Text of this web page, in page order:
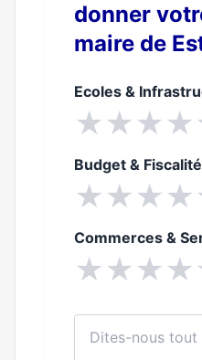
donner
maire de
Ecoles &
★★★★
Budget & Fiscalité
★★★★
Commerces &
★★★★